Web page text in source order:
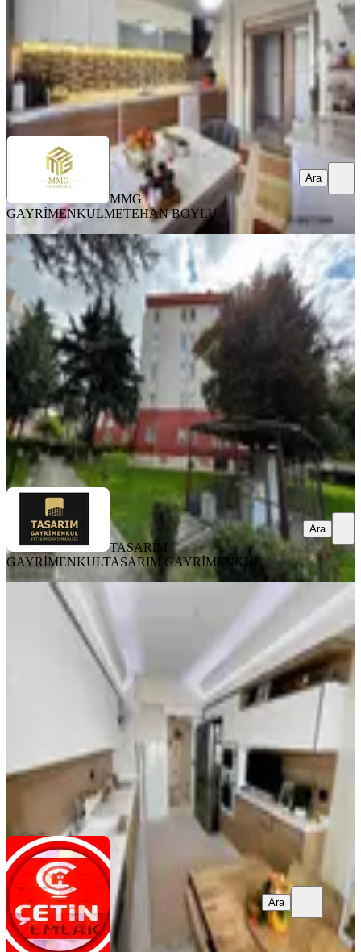
10.748.000 ₺
MMG GAYRİMENKULMETEHAN BOYLU
Ara
MMG
GAYRİMENKULMETEHAN BOYLU
Ara
SİTE İÇİ
Ayyıldız Mahallesi 3+1 Uygun Fiyatlı
Ara Kat Kuponnn
Etimesgut, Ayyıldız Mahallesi
3+1·125 m² 3. Kat·
4.499.999 ₺
TASARIM GAYRİMENKUL TASARIM GAYRİMENKUL
Ara
TASARIM
GAYRİMENKULTASARIM GAYRİMENKUL
Ara
MANZARALI
Ayyıldız'da Panoramik Manzaralı
Ferah Son Katta Lüx 4+1 Daire
Etimesgut, Ayyıldız Mahallesi
4+1· ·7. Kat ·03.07.2026
10.499.000 ₺10.699.000 ₺
Çetin Emlak ÇETİN EMLAK
Ara